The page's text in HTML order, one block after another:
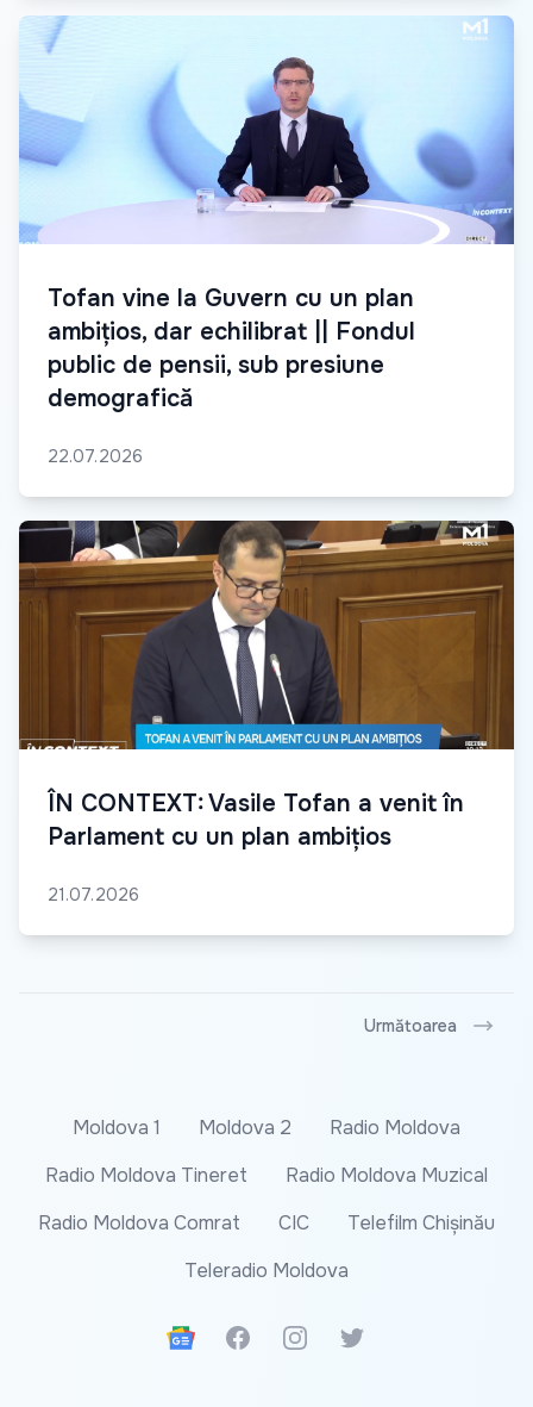
Tofan vine la Guvern cu un plan
ambițios, dar echilibrat || Fondul
public de pensii, sub presiune
demografică
22.07.2026
ÎN CONTEXT: Vasile Tofan a venit în
Parlament cu un plan ambițios
21.07.2026
Următoarea
Moldova 1 Moldova 2
Radio Moldova
Radio Moldova Tineret
Radio Moldova Muzical
Radio Moldova Comrat
CIC
Telefilm Chișinău
Teleradio Moldova
Google News
FacebookInstagramTwitter